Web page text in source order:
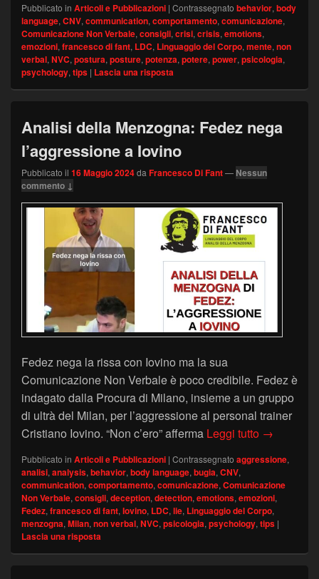
Pubblicato in Articoli e Pubblicazioni | Contrassegnato behavior, body
language, CNV, communication, comportamento, comunicazione,
Comunicazione Non Verbale, consigli, crisi, crisis, emotions,
emozioni, francesco di fant, LDC, Linguaggio del Corpo, mente, non
verbal, NVC, postura, posture, potenza, potere, power, psicologia,
psychology, tips | Lascia una risposta
Analisi della Menzogna: Fedez nega
l’aggressione a Iovino
Pubblicato il 16 Maggio 2024da Francesco Di Fant— Nessun
commento ↓
Fedez nega la rissa con Iovino ma la sua
Comunicazione Non Verbale è poco credibile. Fedez è
indagato dalla Procura di Milano, insieme a un gruppo
di ultrà del Milan, per l’aggressione al personal trainer
Cristiano Iovino. “Non c’ero” afferma Leggi tutto Analisi
→
Pubblicato in Articoli e Pubblicazioni | Contrassegnato aggressione,
analisi, analysis, behavior, body language, bugia, CNV,
communication, comportamento, comunicazione, Comunicazione
Non Verbale, consigli, deception, detection, emotions, emozioni,
Fedez, francesco di fant, Iovino, LDC, lie, Linguaggio del Corpo,
menzogna, Milan, non verbal, NVC, psicologia, psychology, tips |
Lascia una risposta